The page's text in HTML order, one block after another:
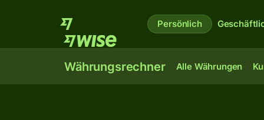
Persönlich
Währungsrechner Alle Währungen